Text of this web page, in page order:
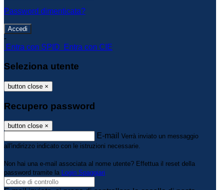
Password dimenticata?
-
Entra con SPID
Entra con CIE
Seleziona utente
button close ×
Recupero password
button close ×
E-mail Verrà inviato un messaggio
all'indirizzo indicato con le istruzioni necessarie.
Non hai una e-mail associata al nome utente? Effettua il reset della
password tramite la Login Spaggiari